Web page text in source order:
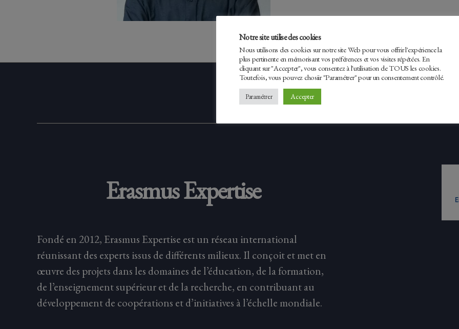
Facebook
Erasmus Expertise
Fondé en 2012, Erasmus Expertise est un réseau international
réunissant des experts issus de différents milieux. Il conçoit et met en
œuvre des projets dans les domaines de l’éducation, de la formation,
de l’enseignement supérieur et de la recherche, en contribuant au
développement de coopérations et d’initiatives à l’échelle mondiale.
Notre site utilise des cookies
Nous utilisons des cookies sur notre site Web pour vous offrir l'expérience la
plus pertinente en mémorisant vos préférences et vos visites répétées. En
cliquant sur "Accepter", vous consentez à l'utilisation de TOUS les cookies.
Toutefois, vous pouvez chosiir "Paramétrer" pour un consentement contrôlé.
Paramétrer Accepter